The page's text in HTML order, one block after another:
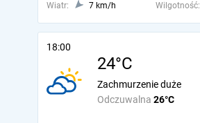
Wiatr:
7 km/h Wilgotność:
18:00
24°C
Odczuwalna 26°C
Zachmurzenie duże